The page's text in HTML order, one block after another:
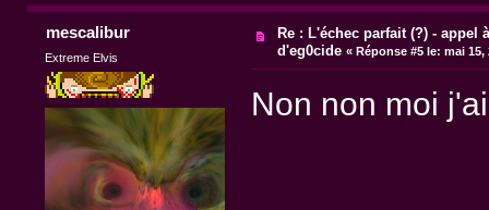
mescalibur
Extreme Elvis
Re : L'échec parfait (?) - appel
d'eg0cide « Réponse #5 le: mai 15,
Non non moi